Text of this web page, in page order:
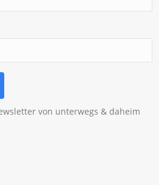
von unterwegs & daheim